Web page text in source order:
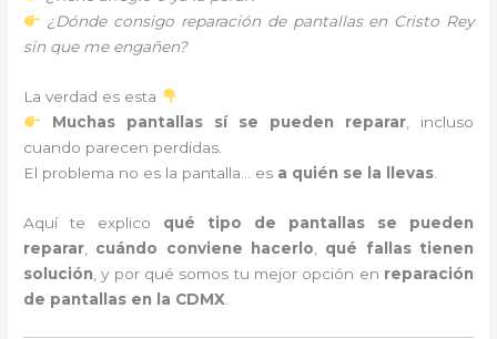
¿Dónde consigo reparación de pantallas en Cristo Rey
sin que me engañen?
La verdad es esta
Muchas pantallas sí se pueden reparar, incluso
cuando parecen perdidas.
El problema no es la pantalla… es a quién se la llevas
Aquí te explico qué tipo de pantallas se pueden
reparar
cuándo conviene hacerlo
qué fallas tienen
solución , y por qué somos tu mejor opción en reparación
de pantallas en la CDMX